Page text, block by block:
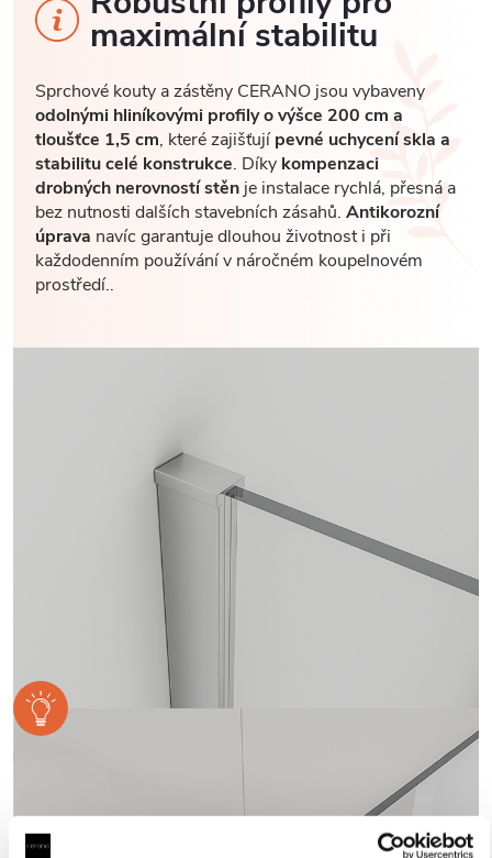
maximální stabilitu
Sprchové kouty a zástěny CERANO jsou vybaveny
odolnými hliníkovými profily o výšce 200 cm a
tloušťce 1,5 cm, které zajišťujípevné uchycení skla a
stabilitu celé konstrukce. Díky kompenzaci
drobných nerovností stěnje instalace rychlá, přesná a
bez nutnosti dalších stavebních zásahů. Antikorozní
úprava navíc garantuje dlouhou životnost i při
každodenním používání v náročném koupelnovém
prostředí..